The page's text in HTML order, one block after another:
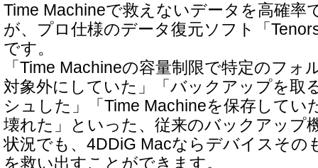
Time Machineで救えないデータを高確率
が、プロ仕様のデータ復元ソフト「
です。
「Time Machineの容量制限で特定のフ
対象外にしていた」「バックアップを取
シュした」「Time Machineを保存してい
壊れた」といった、従来のバックアップ
状況でも、4DDiG Macならデバイスその
を救い出すことができます。